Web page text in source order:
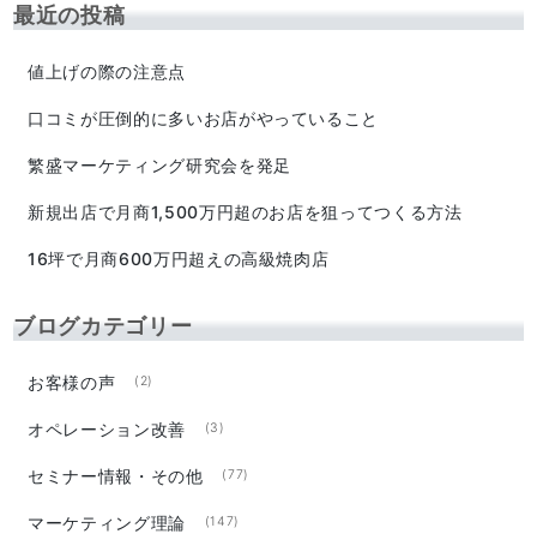
最近の投稿
値上げの際の注意点
口コミが圧倒的に多いお店がやっていること
繁盛マーケティング研究会を発足
新規出店で月商1,500万円超のお店を狙ってつくる方法
16坪で月商600万円超えの高級焼肉店
ブログカテゴリー
お客様の声 (2)
オペレーション改善 (3)
セミナー情報・その他 (77)
マーケティング理論 (147)